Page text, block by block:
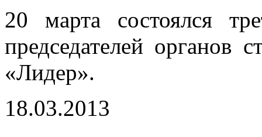
20 марта состоялся
председателей органов
«Лидер».
18.03.2013